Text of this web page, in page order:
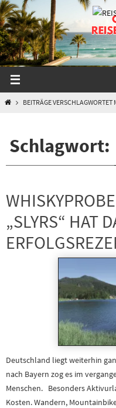
Zum
Inhalt
springen
STARTBEITRÄGE VERSCHLAGWORTET
Schlagwort:
„SLYRS“ HAT
Deutschland liegt weiterhin
nach Bayern zog es im
Menschen. Besonders
Kosten. Wandern,